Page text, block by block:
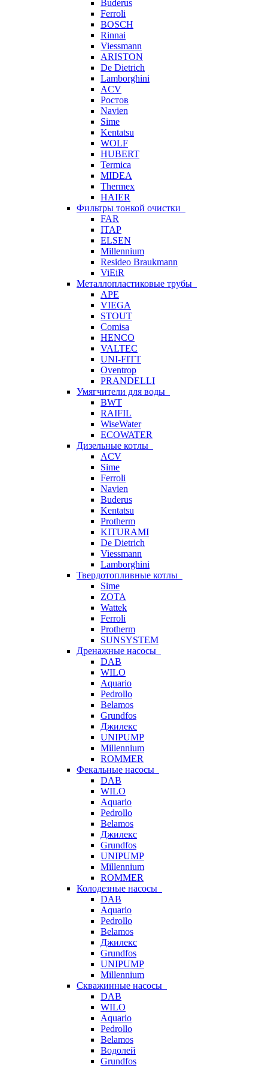
Buderus
Ferroli
BOSCH
Rinnai
Viessmann
ARISTON
De Dietrich
Lamborghini
ACV
Ростов
Navien
Sime
Kentatsu
WOLF
HUBERT
Termica
MIDEA
Thermex
HAIER
Фильтры тонкой очистки
FAR
ITAP
ELSEN
Millennium
Resideo Braukmann
ViEiR
Металлопластиковые трубы
APE
VIEGA
STOUT
Comisa
HENCO
VALTEC
UNI-FITT
Oventrop
PRANDELLI
Умягчители для воды
BWT
RAIFIL
WiseWater
ECOWATER
Дизельные котлы
ACV
Sime
Ferroli
Navien
Buderus
Kentatsu
Protherm
KITURAMI
De Dietrich
Viessmann
Lamborghini
Твердотопливные котлы
Sime
ZOTA
Wattek
Ferroli
Protherm
SUNSYSTEM
Дренажные насосы
DAB
WILO
Aquario
Pedrollo
Belamos
Grundfos
Джилекс
UNIPUMP
Millennium
ROMMER
Фекальные насосы
DAB
WILO
Aquario
Pedrollo
Belamos
Джилекс
Grundfos
UNIPUMP
Millennium
ROMMER
Колодезные насосы
DAB
Aquario
Pedrollo
Belamos
Джилекс
Grundfos
UNIPUMP
Millennium
Скважинные насосы
DAB
WILO
Aquario
Pedrollo
Belamos
Водолей
Grundfos